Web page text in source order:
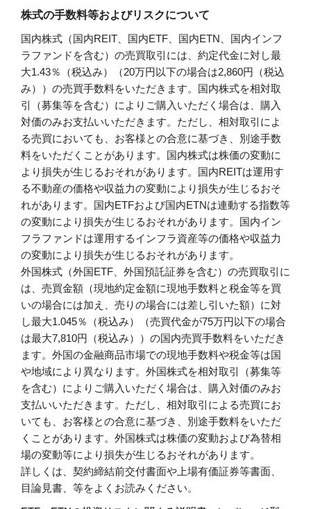
株式の手数料等およびリスクについて
国内株式（国内REIT、国内ETF、国内ETN、国内インフ
ラファンドを含む）の売買取引には、約定代金に対し最
大1.43％（税込み）（20万円以下の場合は2,860円（税込
み））の売買手数料をいただきます。国内株式を相対取
引（募集等を含む）によりご購入いただく場合は、購入
対価のみお支払いいただきます。ただし、相対取引によ
る売買においても、お客様との合意に基づき、別途手数
料をいただくことがあります。国内株式は株価の変動に
より損失が生じるおそれがあります。国内REITは運用す
る不動産の価格や収益力の変動により損失が生じるおそ
れがあります。国内ETFおよび国内ETNは連動する指数等
の変動により損失が生じるおそれがあります。国内イン
フラファンドは運用するインフラ資産等の価格や収益力
の変動により損失が生じるおそれがあります。
外国株式（外国ETF、外国預託証券を含む）の売買取引に
は、売買金額（現地約定金額に現地手数料と税金等を買
いの場合には加え、売りの場合には差し引いた額）に対
し最大1.045％（税込み）（売買代金が75万円以下の場合
は最大7,810円（税込み））の国内売買手数料をいただき
ます。外国の金融商品市場での現地手数料や税金等は国
や地域により異なります。外国株式を相対取引（募集等
を含む）によりご購入いただく場合は、購入対価のみお
支払いいただきます。ただし、相対取引による売買にお
いても、お客様との合意に基づき、別途手数料をいただ
くことがあります。外国株式は株価の変動および為替相
場の変動等により損失が生じるおそれがあります。
詳しくは、契約締結前交付書面や上場有価証券等書面、
目論見書、等をよくお読みください。